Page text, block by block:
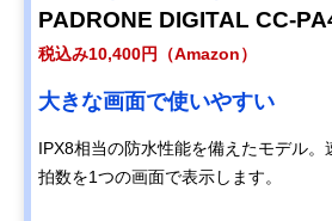
PADRONE DIGITAL CC-
税込み10,400円（Amazon）
大きな画面で使いやすい
IPX8相当の防水性能を備えたモデル
拍数を1つの画面で表示します。